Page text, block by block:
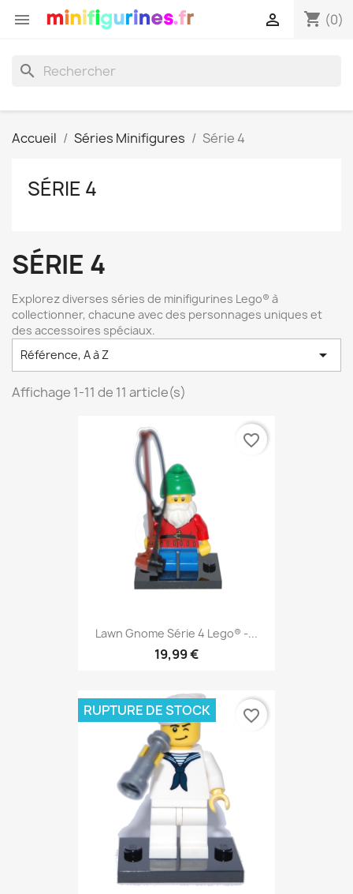
 shopping_cart (0)

search
Accueil Séries Minifigures Série 4
SÉRIE 4
SÉRIE 4
Explorez diverses séries de minifigurines Lego® à
collectionner, chacune avec des personnages uniques et
des accessoires spéciaux.
Référence, A à Z

Affichage 1-11 de 11 article(s)
Lawn Gnome Série 4 Lego® -...
19,99 €
favorite_border
RUPTURE DE STOCK favorite_border